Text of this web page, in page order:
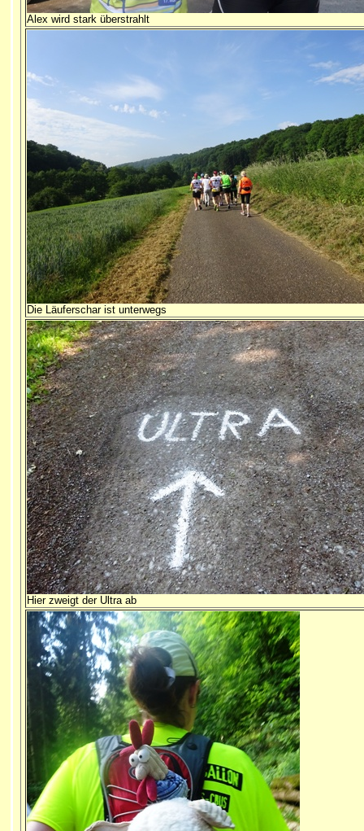
Alex wird stark überstrahlt
Die Läuferschar ist unterwegs
Hier zweigt der Ultra ab